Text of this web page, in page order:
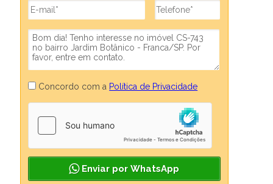
Concordo com a Política de Privacidade
Enviar por WhatsApp